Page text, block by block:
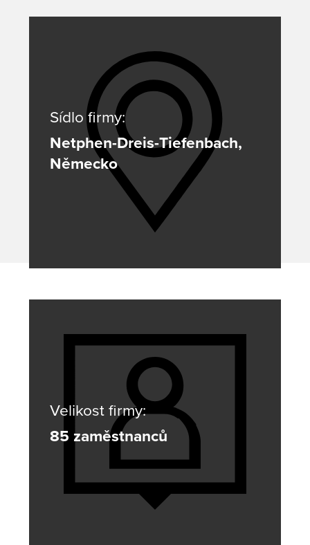
Sídlo firmy:
Netphen-Dreis-Tiefenbach,
Německo
Velikost firmy:
85 zaměstnanců